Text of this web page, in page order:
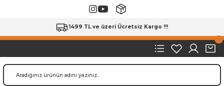
1499 TL ve üzeri Ücretsiz Kargo !!!